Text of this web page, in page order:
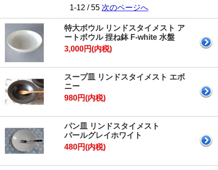
1-12 / 55 次のページへ
特大ボウル リンドスタイメスト ア
ートボウル 捏ね鉢 F-white 水盤
3,000円(内税)
スープ皿 リンドスタイメスト エボ
ニー
980円(内税)
パン皿 リンドスタイメスト
パールグレイホワイト
480円(内税)